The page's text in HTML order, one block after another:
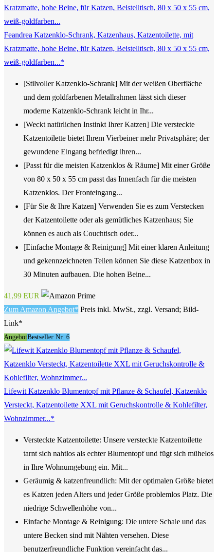
Feandrea Katzenklo-Schrank, Katzenhaus, Katzentoilette, mit
Kratzmatte, hohe Beine, für Katzen, Beistelltisch, 80 x 50 x 55 cm,
weiß-goldfarben...*
[Stilvoller Katzenklo-Schrank] Mit der weißen Oberfläche
und dem goldfarbenen Metallrahmen lässt sich dieser
moderne Katzenklo-Schrank leicht in Ihr...
[Weckt natürlichen Instinkt Ihrer Katzen] Die versteckte
Katzentoilette bietet Ihrem Vierbeiner mehr Privatsphäre; der
gewundene Eingang befriedigt ihren...
[Passt für die meisten Katzenklos & Räume] Mit einer Größe
von 80 x 50 x 55 cm passt das Innenfach für die meisten
Katzenklos. Der Fronteingang...
[Für Sie & Ihre Katzen] Verwenden Sie es zum Verstecken
der Katzentoilette oder als gemütliches Katzenhaus; Sie
können es auch als Couchtisch oder...
[Einfache Montage & Reinigung] Mit einer klaren Anleitung
und gekennzeichneten Teilen können Sie diese Katzenbox in
30 Minuten aufbauen. Die hohen Beine...
41,99 EUR
Zum Amazon Angebot* Preis inkl. MwSt., zzgl. Versand; Bild-
Link*
AngebotBestseller Nr. 6
Lifewit Katzenklo Blumentopf mit Pflanze & Schaufel, Katzenklo
Versteckt, Katzentoilette XXL mit Geruchskontrolle & Kohlefilter,
Wohnzimmer...*
Versteckte Katzentoilette: Unsere versteckte Katzentoilette
tarnt sich nahtlos als echter Blumentopf und fügt sich mühelos
in Ihre Wohnumgebung ein. Mit...
Geräumig & katzenfreundlich: Mit der optimalen Größe bietet
es Katzen jeden Alters und jeder Größe problemlos Platz. Die
niedrige Schwellenhöhe von...
Einfache Montage & Reinigung: Die untere Schale und das
untere Becken sind mit Nähten versehen. Diese
benutzerfreundliche Funktion vereinfacht das...